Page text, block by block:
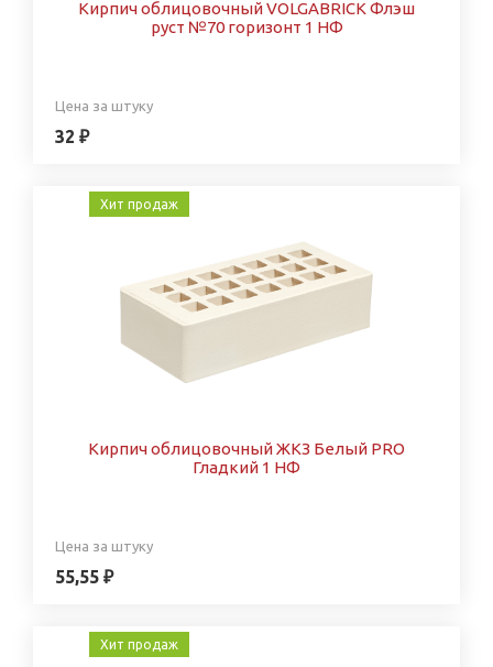
Кирпич облицовочный VOLGABRICK Флэш
руст №70 горизонт 1 НФ
Цена за штуку
32 ₽
Хит продаж
Кирпич облицовочный ЖКЗ Белый PRO
Гладкий 1 НФ
Цена за штуку
55,55 ₽
Хит продаж